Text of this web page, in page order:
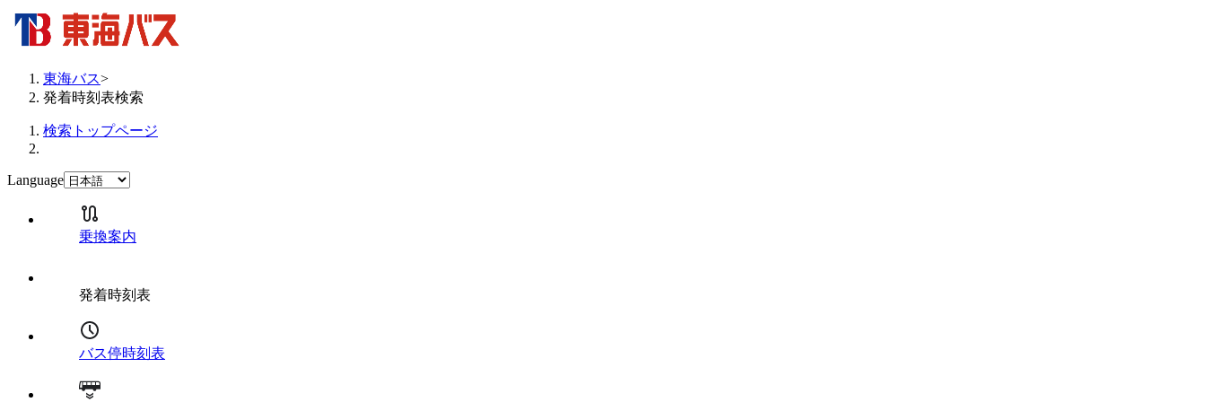
東海バス>
発着時刻表検索
検索トップページ
Language
乗換案内
発着時刻表
バス停時刻表